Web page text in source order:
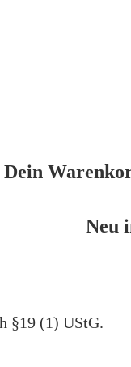
Dein
Neu
§19 (1) UStG.